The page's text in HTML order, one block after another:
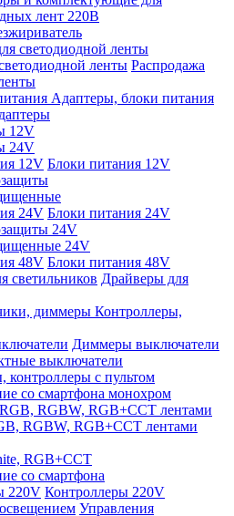
лент 220В
светодиодной ленты
Распродажа
Адаптеры, блоки питания
12V
24V
Блоки питания 12V
Блоки питания 24V
24V
24V
Блоки питания 48V
Драйверы для
Контроллеры,
Диммеры выключатели
выключатели
контроллеры с пультом
со смартфона монохром
RGBW, RGB+CCT лентами
RGB+CCT
со смартфона
Контроллеры 220V
Управления